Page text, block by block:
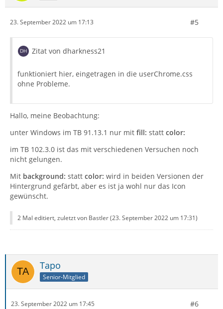
23. September 2022 um 17:13 #5
Zitat von dharkness21
funktioniert hier, eingetragen in die userChrome.css
ohne Probleme.
Hallo, meine Beobachtung:
unter Windows im TB 91.13.1 nur mit fill: statt color:
im TB 102.3.0 ist das mit verschiedenen Versuchen noch
nicht gelungen.
Mit background: statt color: wird in beiden Versionen der
Hintergrund gefärbt, aber es ist ja wohl nur das Icon
gewünscht.
2 Mal editiert, zuletzt von Bastler (23. September 2022 um 17:31)
Tapo
Senior-Mitglied
23. September 2022 um 17:45 #6